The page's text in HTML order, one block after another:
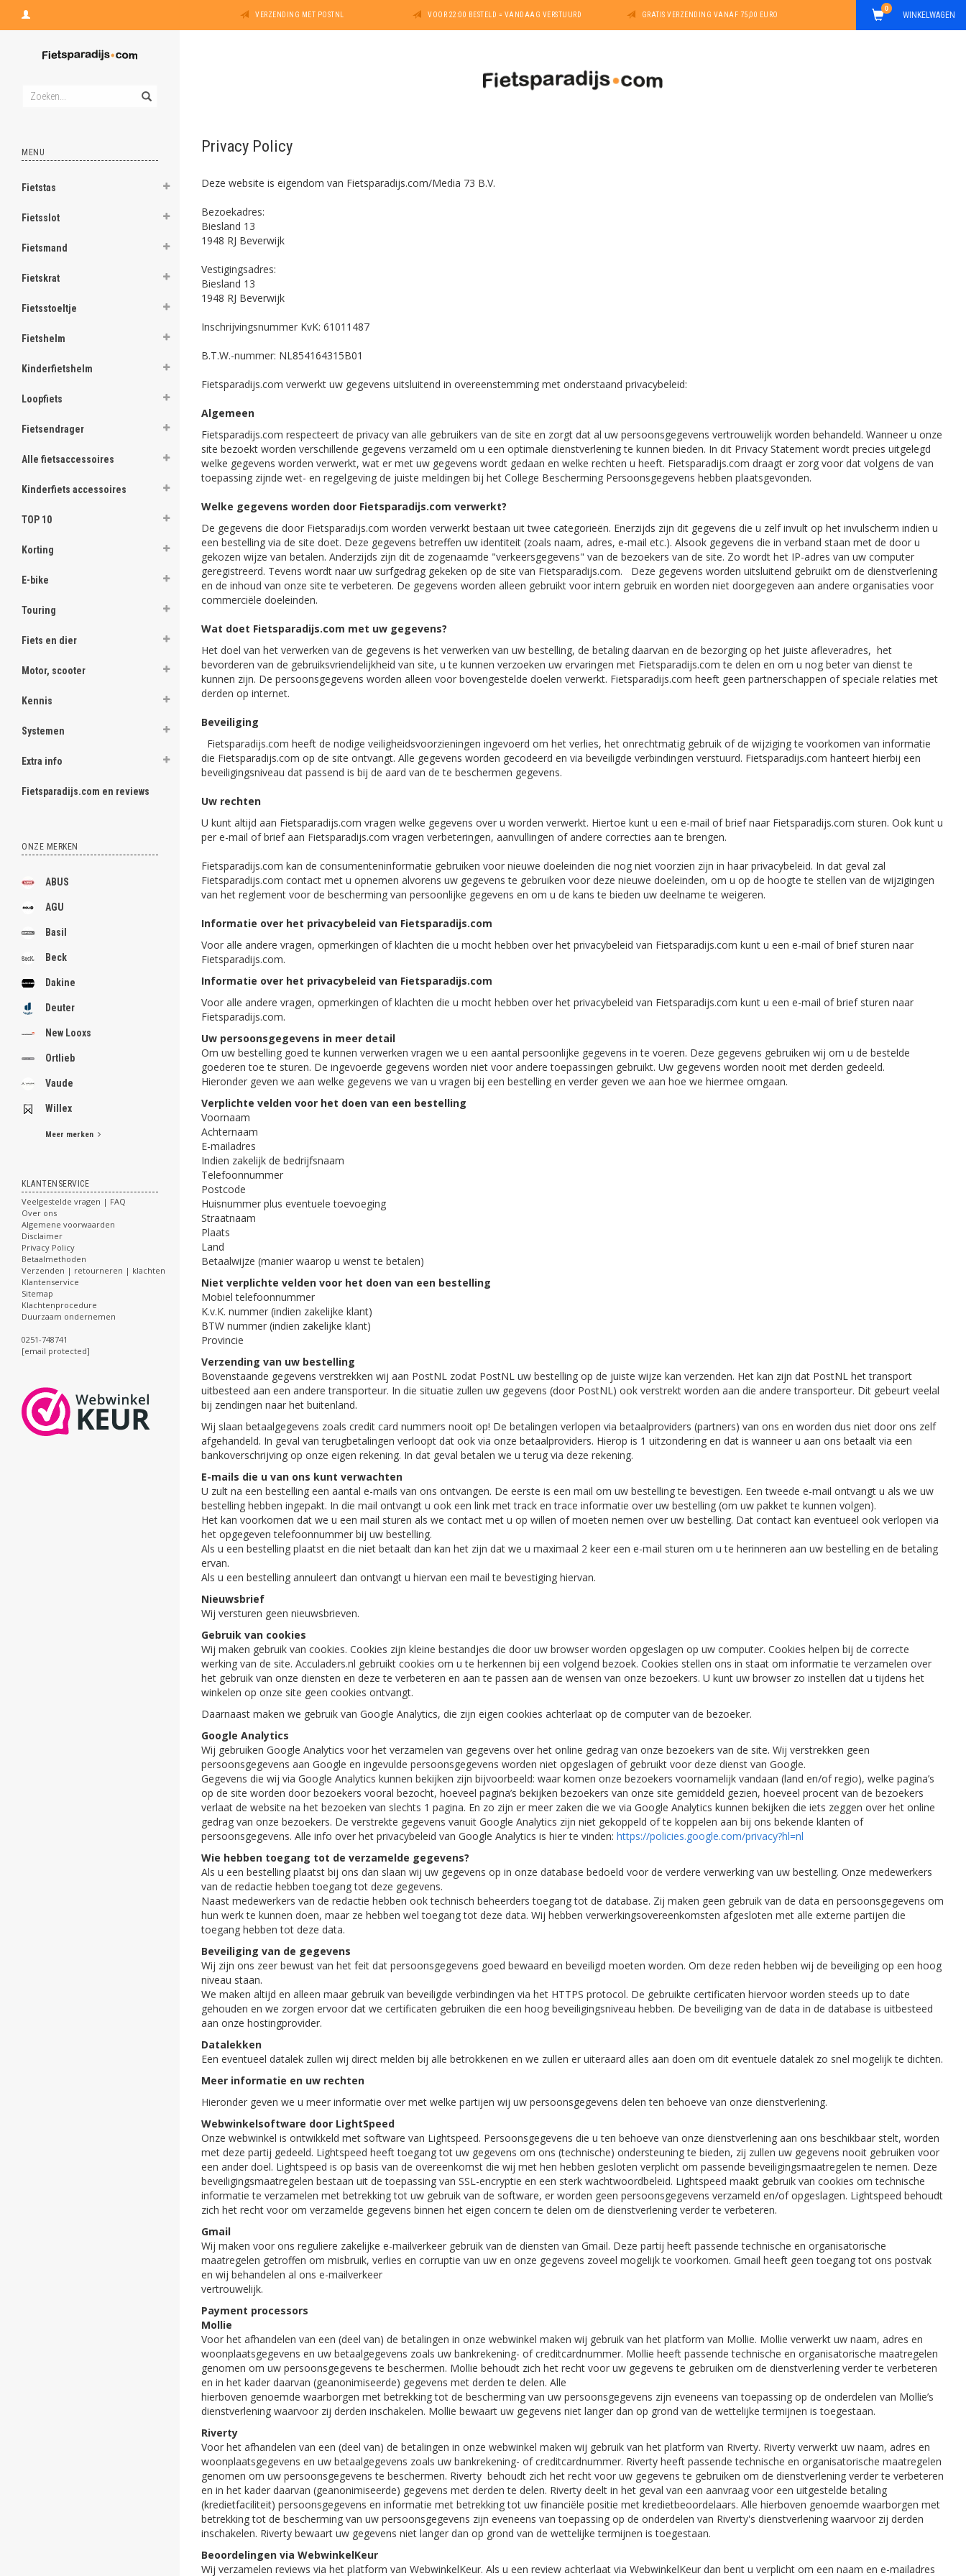
VERZENDING MET POSTNL VOOR 22:00 BESTELD = VANDAAG VERSTUURD GRATIS VERZENDING VANAF 75,00 EURO WINKELWAGEN
0
MENU
Fietstas
Fietsslot
Fietsmand
Fietskrat
Fietsstoeltje
Fietshelm
Kinderfietshelm
Loopfiets
Fietsendrager
Alle fietsaccessoires
Kinderfiets accessoires
TOP 10
Korting
E-bike
Touring
Fiets en dier
Motor, scooter
Kennis
Systemen
Extra info
Fietsparadijs.com en reviews
ONZE MERKEN
ABUS
AGU
Basil
Beck
Dakine
Deuter
New Looxs
Ortlieb
Vaude
Willex
Meer merken
KLANTENSERVICE
Veelgestelde vragen | FAQ
Over ons
Algemene voorwaarden
Disclaimer
Privacy Policy
Betaalmethoden
Verzenden | retourneren | klachten
Klantenservice
Sitemap
Klachtenprocedure
Duurzaam ondernemen
0251-748741
[email protected]
Privacy Policy
Deze website is eigendom van Fietsparadijs.com/Media 73 B.V.
Bezoekadres:
Biesland 13
1948 RJ Beverwijk
Vestigingsadres:
Biesland 13
1948 RJ Beverwijk
Inschrijvingsnummer KvK: 61011487
B.T.W.-nummer: NL854164315B01
Fietsparadijs.com verwerkt uw gegevens uitsluitend in overeenstemming met onderstaand privacybeleid:
Algemeen
Fietsparadijs.com respecteert de privacy van alle gebruikers van de site en zorgt dat al uw persoonsgegevens vertrouwelijk worden behandeld. Wanneer u onze
site bezoekt worden verschillende gegevens verzameld om u een optimale dienstverlening te kunnen bieden. In dit Privacy Statement wordt precies uitgelegd
welke gegevens worden verwerkt, wat er met uw gegevens wordt gedaan en welke rechten u heeft. Fietsparadijs.com draagt er zorg voor dat volgens de van
toepassing zijnde wet- en regelgeving de juiste meldingen bij het College Bescherming Persoonsgegevens hebben plaatsgevonden.
Welke gegevens worden door Fietsparadijs.com verwerkt?
De gegevens die door Fietsparadijs.com worden verwerkt bestaan uit twee categorieën. Enerzijds zijn dit gegevens die u zelf invult op het invulscherm indien u
een bestelling via de site doet. Deze gegevens betreffen uw identiteit (zoals naam, adres, e-mail etc.). Alsook gegevens die in verband staan met de door u
gekozen wijze van betalen. Anderzijds zijn dit de zogenaamde "verkeersgegevens" van de bezoekers van de site. Zo wordt het IP-adres van uw computer
geregistreerd. Tevens wordt naar uw surfgedrag gekeken op de site van Fietsparadijs.com. Deze gegevens worden uitsluitend gebruikt om de dienstverlening
en de inhoud van onze site te verbeteren. De gegevens worden alleen gebruikt voor intern gebruik en worden niet doorgegeven aan andere organisaties voor
commerciële doeleinden.
Wat doet Fietsparadijs.com met uw gegevens?
Het doel van het verwerken van de gegevens is het verwerken van uw bestelling, de betaling daarvan en de bezorging op het juiste afleveradres, het
bevorderen van de gebruiksvriendelijkheid van site, u te kunnen verzoeken uw ervaringen met Fietsparadijs.com te delen en om u nog beter van dienst te
kunnen zijn. De persoonsgegevens worden alleen voor bovengestelde doelen verwerkt. Fietsparadijs.com heeft geen partnerschappen of speciale relaties met
derden op internet.
Beveiliging
Fietsparadijs.com heeft de nodige veiligheidsvoorzieningen ingevoerd om het verlies, het onrechtmatig gebruik of de wijziging te voorkomen van informatie
die Fietsparadijs.com op de site ontvangt. Alle gegevens worden gecodeerd en via beveiligde verbindingen verstuurd. Fietsparadijs.com hanteert hierbij een
beveiligingsniveau dat passend is bij de aard van de te beschermen gegevens.
Uw rechten
U kunt altijd aan Fietsparadijs.com vragen welke gegevens over u worden verwerkt. Hiertoe kunt u een e-mail of brief naar Fietsparadijs.com sturen. Ook kunt u
per e-mail of brief aan Fietsparadijs.com vragen verbeteringen, aanvullingen of andere correcties aan te brengen.
Fietsparadijs.com kan de consumenteninformatie gebruiken voor nieuwe doeleinden die nog niet voorzien zijn in haar privacybeleid. In dat geval zal
Fietsparadijs.com contact met u opnemen alvorens uw gegevens te gebruiken voor deze nieuwe doeleinden, om u op de hoogte te stellen van de wijzigingen
van het reglement voor de bescherming van persoonlijke gegevens en om u de kans te bieden uw deelname te weigeren.
Informatie over het privacybeleid van Fietsparadijs.com
Voor alle andere vragen, opmerkingen of klachten die u mocht hebben over het privacybeleid van Fietsparadijs.com kunt u een e-mail of brief sturen naar
Fietsparadijs.com.
Informatie over het privacybeleid van Fietsparadijs.com
Voor alle andere vragen, opmerkingen of klachten die u mocht hebben over het privacybeleid van Fietsparadijs.com kunt u een e-mail of brief sturen naar
Fietsparadijs.com.
Uw persoonsgegevens in meer detail
Om uw bestelling goed te kunnen verwerken vragen we u een aantal persoonlijke gegevens in te voeren. Deze gegevens gebruiken wij om u de bestelde
goederen toe te sturen. De ingevoerde gegevens worden niet voor andere toepassingen gebruikt. Uw gegevens worden nooit met derden gedeeld.
Hieronder geven we aan welke gegevens we van u vragen bij een bestelling en verder geven we aan hoe we hiermee omgaan.
Verplichte velden voor het doen van een bestelling
Voornaam
Achternaam
E-mailadres
Indien zakelijk de bedrijfsnaam
Telefoonnummer
Postcode
Huisnummer plus eventuele toevoeging
Straatnaam
Plaats
Land
Betaalwijze (manier waarop u wenst te betalen)
Niet verplichte velden voor het doen van een bestelling
Mobiel telefoonnummer
K.v.K. nummer (indien zakelijke klant)
BTW nummer (indien zakelijke klant)
Provincie
Verzending van uw bestelling
Bovenstaande gegevens verstrekken wij aan PostNL zodat PostNL uw bestelling op de juiste wijze kan verzenden. Het kan zijn dat PostNL het transport
uitbesteed aan een andere transporteur. In die situatie zullen uw gegevens (door PostNL) ook verstrekt worden aan die andere transporteur. Dit gebeurt veelal
bij zendingen naar het buitenland.
Wij slaan betaalgegevens zoals credit card nummers nooit op! De betalingen verlopen via betaalproviders (partners) van ons en worden dus niet door ons zelf
afgehandeld. In geval van terugbetalingen verloopt dat ook via onze betaalproviders. Hierop is 1 uitzondering en dat is wanneer u aan ons betaalt via een
bankoverschrijving op onze eigen rekening. In dat geval betalen we u terug via deze rekening.
E-mails die u van ons kunt verwachten
U zult na een bestelling een aantal e-mails van ons ontvangen. De eerste is een mail om uw bestelling te bevestigen. Een tweede e-mail ontvangt u als we uw
bestelling hebben ingepakt. In die mail ontvangt u ook een link met track en trace informatie over uw bestelling (om uw pakket te kunnen volgen).
Het kan voorkomen dat we u een mail sturen als we contact met u op willen of moeten nemen over uw bestelling. Dat contact kan eventueel ook verlopen via
het opgegeven telefoonnummer bij uw bestelling.
Als u een bestelling plaatst en die niet betaalt dan kan het zijn dat we u maximaal 2 keer een e-mail sturen om u te herinneren aan uw bestelling en de betaling
ervan.
Als u een bestelling annuleert dan ontvangt u hiervan een mail te bevestiging hiervan.
Nieuwsbrief
Wij versturen geen nieuwsbrieven.
Gebruik van cookies
Wij maken gebruik van cookies. Cookies zijn kleine bestandjes die door uw browser worden opgeslagen op uw computer. Cookies helpen bij de correcte
werking van de site. Acculaders.nl gebruikt cookies om u te herkennen bij een volgend bezoek. Cookies stellen ons in staat om informatie te verzamelen over
het gebruik van onze diensten en deze te verbeteren en aan te passen aan de wensen van onze bezoekers. U kunt uw browser zo instellen dat u tijdens het
winkelen op onze site geen cookies ontvangt.
Daarnaast maken we gebruik van Google Analytics, die zijn eigen cookies achterlaat op de computer van de bezoeker.
Google Analytics
Wij gebruiken Google Analytics voor het verzamelen van gegevens over het online gedrag van onze bezoekers van de site. Wij verstrekken geen
persoonsgegevens aan Google en ingevulde persoonsgegevens worden niet opgeslagen of gebruikt voor deze dienst van Google.
Gegevens die wij via Google Analytics kunnen bekijken zijn bijvoorbeeld: waar komen onze bezoekers voornamelijk vandaan (land en/of regio), welke pagina’s
op de site worden door bezoekers vooral bezocht, hoeveel pagina’s bekijken bezoekers van onze site gemiddeld gezien, hoeveel procent van de bezoekers
verlaat de website na het bezoeken van slechts 1 pagina. En zo zijn er meer zaken die we via Google Analytics kunnen bekijken die iets zeggen over het online
gedrag van onze bezoekers. De verstrekte gegevens vanuit Google Analytics zijn niet gekoppeld of te koppelen aan bij ons bekende klanten of
persoonsgegevens. Alle info over het privacybeleid van Google Analytics is hier te vinden: https://policies.google.com/privacy?hl=nl
Wie hebben toegang tot de verzamelde gegevens?
Als u een bestelling plaatst bij ons dan slaan wij uw gegevens op in onze database bedoeld voor de verdere verwerking van uw bestelling. Onze medewerkers
van de redactie hebben toegang tot deze gegevens.
Naast medewerkers van de redactie hebben ook technisch beheerders toegang tot de database. Zij maken geen gebruik van de data en persoonsgegevens om
hun werk te kunnen doen, maar ze hebben wel toegang tot deze data. Wij hebben verwerkingsovereenkomsten afgesloten met alle externe partijen die
toegang hebben tot deze data.
Beveiliging van de gegevens
Wij zijn ons zeer bewust van het feit dat persoonsgegevens goed bewaard en beveiligd moeten worden. Om deze reden hebben wij de beveiliging op een hoog
niveau staan.
We maken altijd en alleen maar gebruik van beveiligde verbindingen via het HTTPS protocol. De gebruikte certificaten hiervoor worden steeds up to date
gehouden en we zorgen ervoor dat we certificaten gebruiken die een hoog beveiligingsniveau hebben. De beveiliging van de data in de database is uitbesteed
aan onze hostingprovider.
Datalekken
Een eventueel datalek zullen wij direct melden bij alle betrokkenen en we zullen er uiteraard alles aan doen om dit eventuele datalek zo snel mogelijk te dichten.
Meer informatie en uw rechten
Hieronder geven we u meer informatie over met welke partijen wij uw persoonsgegevens delen ten behoeve van onze dienstverlening.
Webwinkelsoftware door LightSpeed
Onze webwinkel is ontwikkeld met software van Lightspeed. Persoonsgegevens die u ten behoeve van onze dienstverlening aan ons beschikbaar stelt, worden
met deze partij gedeeld. Lightspeed heeft toegang tot uw gegevens om ons (technische) ondersteuning te bieden, zij zullen uw gegevens nooit gebruiken voor
een ander doel. Lightspeed is op basis van de overeenkomst die wij met hen hebben gesloten verplicht om passende beveiligingsmaatregelen te nemen. Deze
beveiligingsmaatregelen bestaan uit de toepassing van SSL-encryptie en een sterk wachtwoordbeleid. Lightspeed maakt gebruik van cookies om technische
informatie te verzamelen met betrekking tot uw gebruik van de software, er worden geen persoonsgegevens verzameld en/of opgeslagen. Lightspeed behoudt
zich het recht voor om verzamelde gegevens binnen het eigen concern te delen om de dienstverlening verder te verbeteren.
Gmail
Wij maken voor ons reguliere zakelijke e-mailverkeer gebruik van de diensten van Gmail. Deze partij heeft passende technische en organisatorische
maatregelen getroffen om misbruik, verlies en corruptie van uw en onze gegevens zoveel mogelijk te voorkomen. Gmail heeft geen toegang tot ons postvak
en wij behandelen al ons e-mailverkeer
vertrouwelijk.
Payment processors
Mollie
Voor het afhandelen van een (deel van) de betalingen in onze webwinkel maken wij gebruik van het platform van Mollie. Mollie verwerkt uw naam, adres en
woonplaatsgegevens en uw betaalgegevens zoals uw bankrekening- of creditcardnummer. Mollie heeft passende technische en organisatorische maatregelen
genomen om uw persoonsgegevens te beschermen. Mollie behoudt zich het recht voor uw gegevens te gebruiken om de dienstverlening verder te verbeteren
en in het kader daarvan (geanonimiseerde) gegevens met derden te delen. Alle
hierboven genoemde waarborgen met betrekking tot de bescherming van uw persoonsgegevens zijn eveneens van toepassing op de onderdelen van Mollie’s
dienstverlening waarvoor zij derden inschakelen. Mollie bewaart uw gegevens niet langer dan op grond van de wettelijke termijnen is toegestaan.
Riverty
Voor het afhandelen van een (deel van) de betalingen in onze webwinkel maken wij gebruik van het platform van Riverty. Riverty verwerkt uw naam, adres en
woonplaatsgegevens en uw betaalgegevens zoals uw bankrekening- of creditcardnummer. Riverty heeft passende technische en organisatorische maatregelen
genomen om uw persoonsgegevens te beschermen. Riverty behoudt zich het recht voor uw gegevens te gebruiken om de dienstverlening verder te verbeteren
en in het kader daarvan (geanonimiseerde) gegevens met derden te delen. Riverty deelt in het geval van een aanvraag voor een uitgestelde betaling
(kredietfaciliteit) persoonsgegevens en informatie met betrekking tot uw financiële positie met kredietbeoordelaars. Alle hierboven genoemde waarborgen met
betrekking tot de bescherming van uw persoonsgegevens zijn eveneens van toepassing op de onderdelen van Riverty's dienstverlening waarvoor zij derden
inschakelen. Riverty bewaart uw gegevens niet langer dan op grond van de wettelijke termijnen is toegestaan.
Beoordelingen via WebwinkelKeur
Wij verzamelen reviews via het platform van WebwinkelKeur. Als u een review achterlaat via WebwinkelKeur dan bent u verplicht om een naam en e-mailadres